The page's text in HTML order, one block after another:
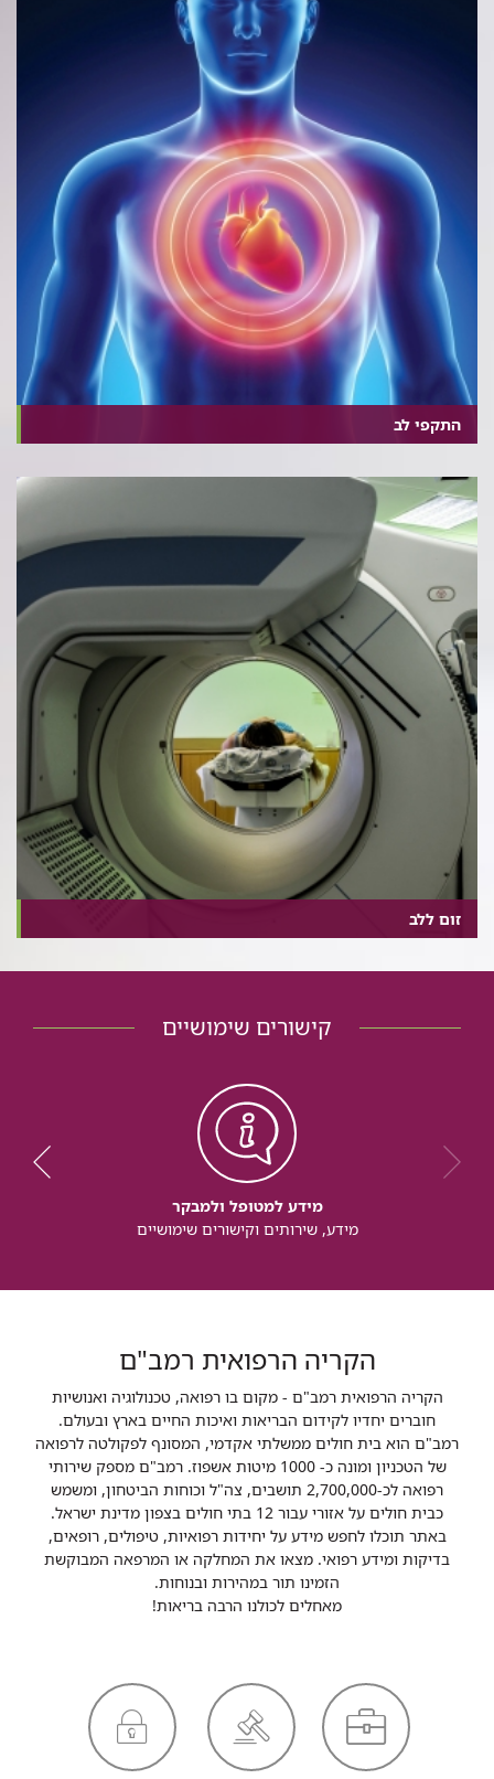
התקפי לב
זום ללב
קישורים שימושיים
מידע למטופל ולמבקר
מידע, שירותים וקישורים שימושיים
הקריה הרפואית רמב"ם
הקריה הרפואית רמב"ם - מקום בו רפואה, טכנולוגיה ואנושיות
חוברים יחדיו לקידום הבריאות ואיכות החיים בארץ ובעולם.
רמב"ם הוא בית חולים ממשלתי אקדמי, המסונף לפקולטה לרפואה
של הטכניון ומונה כ- 1000 מיטות אשפוז. רמב"ם מספק שירותי
רפואה לכ-2,700,000 תושבים, צה"ל וכוחות הביטחון, ומשמש
כבית חולים על אזורי עבור 12 בתי חולים בצפון מדינת ישראל.
באתר תוכלו לחפש מידע על יחידות רפואיות, טיפולים, רופאים,
בדיקות ומידע רפואי. מצאו את המחלקה או המרפאה המבוקשת
הזמינו תור במהירות ובנוחות.
מאחלים לכולנו הרבה בריאות!